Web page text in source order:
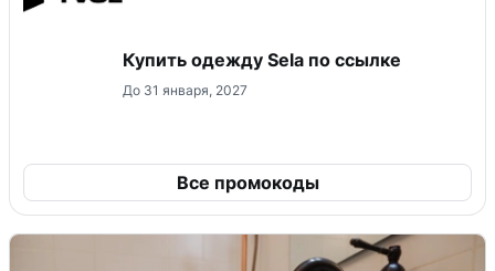
Купить одежду Sela по ссылке
До 31 января, 2027
Все промокоды